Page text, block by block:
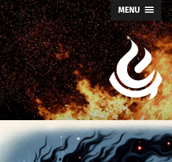
MENU
Escritor
Fabio
Cardoso